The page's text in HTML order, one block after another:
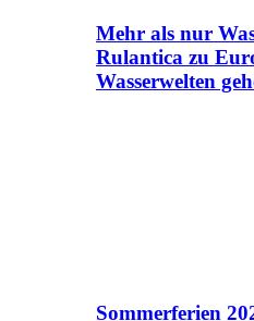
Mehr als nur
Rulantica zu
Wasserwelten
Sommerferien